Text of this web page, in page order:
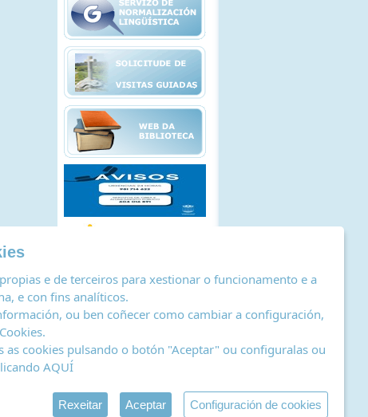
de actividades de tratamento
e de terceiros para xestionar o funcionamento e a
e con fins analíticos.
ou ben coñecer como cambiar a configuración,
.
as cookies pulsando o botón "Aceptar" ou configuralas ou
AQUÍ
Rexeitar Aceptar Configuración de cookies